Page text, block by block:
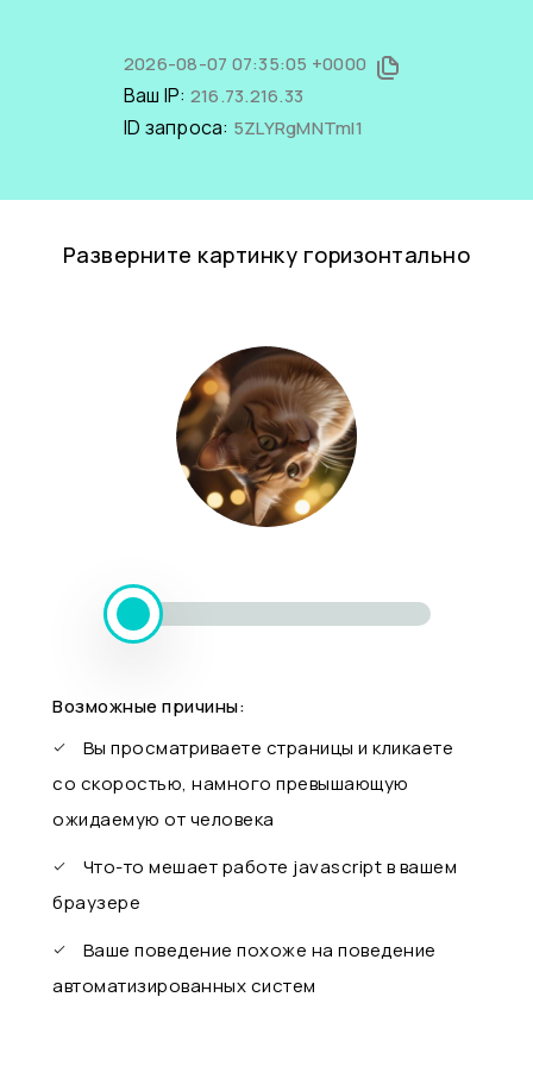
2026-08-07 07:35:05 +0000
Ваш IP: 216.73.216.33
ID запроса: 5ZLYRgMNTmI1
Разверните картинку горизонтально
Возможные причины:
Вы просматриваете страницы и кликаете
со скоростью, намного превышающую
ожидаемую от человека
Что-то мешает работе javascript в вашем
браузере
Ваше поведение похоже на поведение
автоматизированных систем